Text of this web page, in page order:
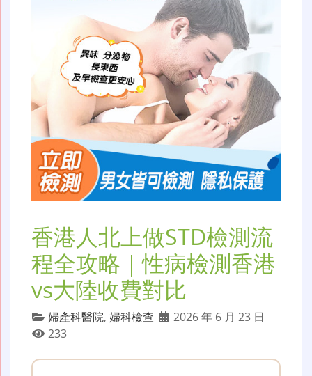
香港人北上做STD檢測流
程全攻略｜性病檢測香港
vs大陸收費對比
婦產科醫院, 婦科檢查
2026 年 6 月 23 日
233